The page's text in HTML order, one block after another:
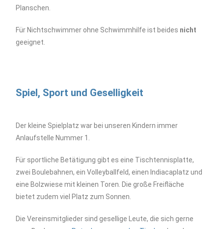
Planschen.
Für Nichtschwimmer ohne Schwimmhilfe ist beides nicht
geeignet.
Spiel, Sport und Geselligkeit
Der kleine Spielplatz war bei unseren Kindern immer
Anlaufstelle Nummer 1.
Für sportliche Betätigung gibt es eine Tischtennisplatte,
zwei Boulebahnen, ein Volleyballfeld, einen Indiacaplatz und
eine Bolzwiese mit kleinen Toren. Die große Freifläche
bietet zudem viel Platz zum Sonnen.
Die Vereinsmitglieder sind gesellige Leute, die sich gerne